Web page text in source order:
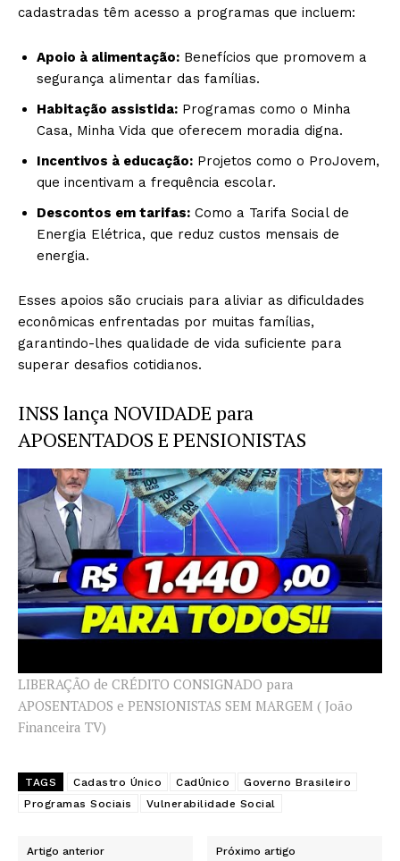
cadastradas têm acesso a programas que incluem:
Apoio à alimentação: Benefícios que promovem a
segurança alimentar das famílias.
Habitação assistida: Programas como o Minha
Casa, Minha Vida que oferecem moradia digna.
Incentivos à educação: Projetos como o ProJovem,
que incentivam a frequência escolar.
Descontos em tarifas: Como a Tarifa Social de
Energia Elétrica, que reduz custos mensais de
energia.
Esses apoios são cruciais para aliviar as dificuldades
econômicas enfrentadas por muitas famílias,
garantindo-lhes qualidade de vida suficiente para
superar desafios cotidianos.
INSS lança NOVIDADE para
APOSENTADOS E PENSIONISTAS
LIBERAÇÃO de CRÉDITO CONSIGNADO para
APOSENTADOS e PENSIONISTAS SEM MARGEM ( João
Financeira TV)
TAGS Cadastro Único CadÚnico
Governo Brasileiro
Programas Sociais
Vulnerabilidade Social
Artigo anterior Próximo artigo